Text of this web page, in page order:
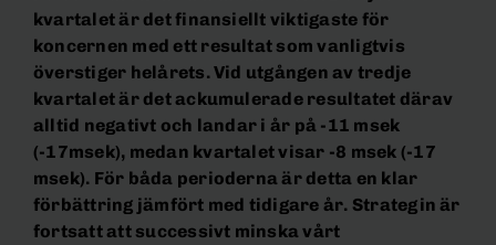
kvartalet är det finansiellt viktigaste för
koncernen med ett resultat som vanligtvis
överstiger helårets. Vid utgången av tredje
kvartalet är det ackumulerade resultatet därav
alltid negativt och landar i år på -11 msek
(-17msek), medan kvartalet visar -8 msek (-17
msek). För båda perioderna är detta en klar
förbättring jämfört med tidigare år. Strategin är
fortsatt att successivt minska vårt